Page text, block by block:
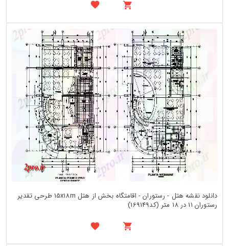
دانلود نقشه هتل - رستوران - اقامتگاه بخش از هتل 15x18m طرحی تقدیر
رستوران 11 در 18 متر (کد169149)